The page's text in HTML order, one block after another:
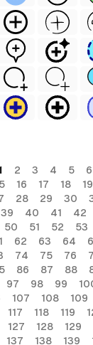
2 3 4 5 6
16 17 18 19
28 29 30
39 40 41 42
50 51 52 53
62 63 64
74 75 76
86 87 88
97 98 99
107 108 109
117 118 119
127 128 129
137 138 139